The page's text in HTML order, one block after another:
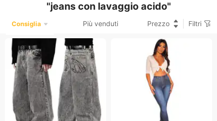
"jeans con lavaggio acido"
Consiglia Più venduti Prezzo Filtri